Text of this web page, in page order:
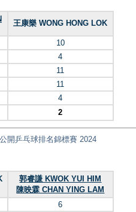
王康樂 WONG HONG LOK
10
4
11
11
4
2
開乒乓球排名錦標賽 2024
郭睿謙 KWOK YUI HIM
陳映霖 CHAN YING LAM
6